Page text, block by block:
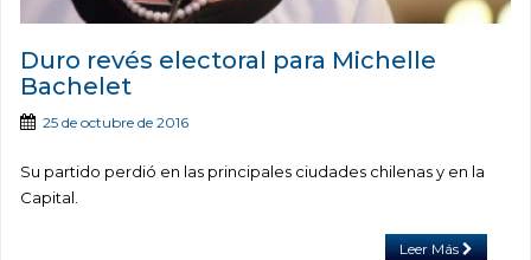
Duro revés electoral para Michelle
Bachelet
25 de octubre de 2016
Su partido perdió en las principales ciudades chilenas y en la
Capital.
Leer Más